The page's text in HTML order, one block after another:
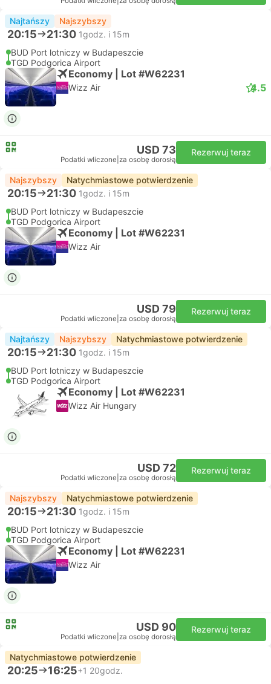
Najtańszy Najszybszy
20:15 21:30 1godz. i 15m
BUD Port lotniczy w Budapeszcie
TGD Podgorica Airport
Economy | Lot #W62231
Wizz Air 4.5
USD 73
Podatki wliczone za osobę dorosłą
Rezerwuj teraz
Najszybszy Natychmiastowe potwierdzenie
20:15 21:30 1godz. i 15m
BUD Port lotniczy w Budapeszcie
TGD Podgorica Airport
Economy | Lot #W62231
Wizz Air
USD 79
Podatki wliczone za osobę dorosłą
Rezerwuj teraz
Najtańszy Najszybszy Natychmiastowe potwierdzenie
20:15 21:30 1godz. i 15m
BUD Port lotniczy w Budapeszcie
TGD Podgorica Airport
Economy | Lot #W62231
Wizz Air Hungary
USD 72
Podatki wliczone za osobę dorosłą
Rezerwuj teraz
Najszybszy Natychmiastowe potwierdzenie
20:15 21:30 1godz. i 15m
BUD Port lotniczy w Budapeszcie
TGD Podgorica Airport
Economy | Lot #W62231
Wizz Air
USD 90
Podatki wliczone za osobę dorosłą
Rezerwuj teraz
Natychmiastowe potwierdzenie
20:25 16:25+1 20godz.